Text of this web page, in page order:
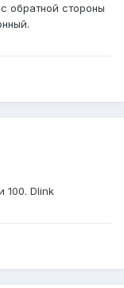
обратной стороны
100. Dlink